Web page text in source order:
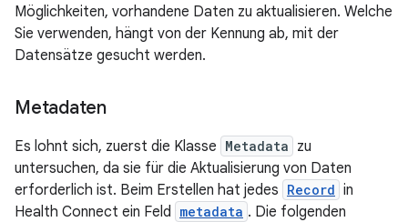
Möglichkeiten, vorhandene Daten zu aktualisieren. Welche
Sie verwenden, hängt von der Kennung ab, mit der
Datensätze gesucht werden.
Metadaten
Es lohnt sich, zuerst die Klasse Metadata zu
untersuchen, da sie für die Aktualisierung von Daten
erforderlich ist. Beim Erstellen hat jedes Record in
Health Connect ein Feld metadata . Die folgenden